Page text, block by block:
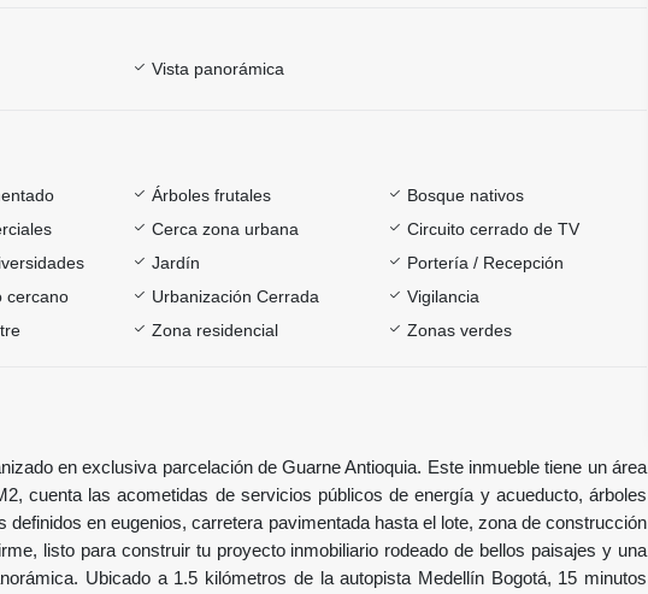
Vista panorámica
Árboles frutales
Bosque nativos
Cerca zona urbana
Circuito cerrado de TV
Jardín
Portería / Recepción
cercano
Urbanización Cerrada
Vigilancia
Zona residencial Zonas verdes
en exclusiva parcelación de Guarne Antioquia. Este inmueble tiene un área
cuenta las acometidas de servicios públicos de energía y acueducto, árboles
definidos en eugenios, carretera pavimentada hasta el lote, zona de construcción
listo para construir tu proyecto inmobiliario rodeado de bellos paisajes y una
Ubicado a 1.5 kilómetros de la autopista Medellín Bogotá, 15 minutos